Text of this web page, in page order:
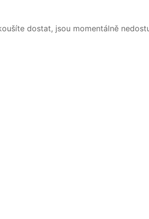
dostat, jsou momentálně